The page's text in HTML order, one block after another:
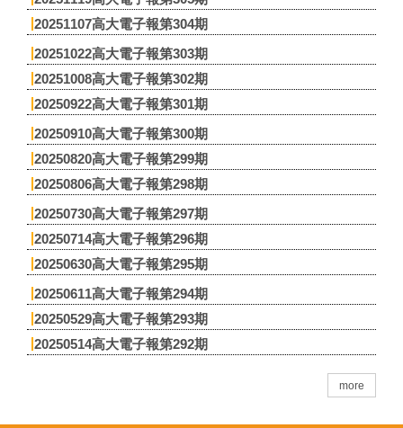
20251107高大電子報第304期
20251022高大電子報第303期
20251008高大電子報第302期
20250922高大電子報第301期
20250910高大電子報第300期
20250820高大電子報第299期
20250806高大電子報第298期
20250730高大電子報第297期
20250714高大電子報第296期
20250630高大電子報第295期
20250611高大電子報第294期
20250529高大電子報第293期
20250514高大電子報第292期
more